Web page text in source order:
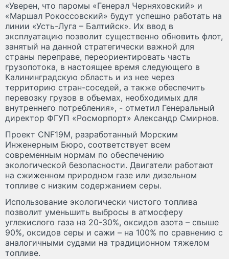
«Уверен, что паромы «Генерал Черняховский» и
«Маршал Рокоссовский» будут успешно работать на
линии «Усть-Луга – Балтийск». Их ввод в
эксплуатацию позволит существенно обновить флот,
занятый на данной стратегически важной для
страны переправе, переориентировать часть
грузопотока, в настоящее время следующего в
Калининградскую область и из нее через
территорию стран-соседей, а также обеспечить
перевозку грузов в объемах, необходимых для
внутреннего потребления», - отметил Генеральный
директор ФГУП «Росморпорт» Александр Смирнов.
Проект CNF19M, разработанный Морским
Инженерным Бюро, соответствует всем
современным нормам по обеспечению
экологической безопасности. Двигатели работают
на сжиженном природном газе или дизельном
топливе с низким содержанием серы.
Использование экологически чистого топлива
позволит уменьшить выбросы в атмосферу
углекислого газа на 20-30%, оксидов азота – свыше
90%, оксидов серы и сажи – на 100% по сравнению с
аналогичными судами на традиционном тяжелом
топливе.